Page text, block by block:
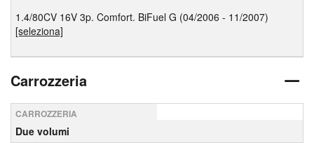
1.4/80CV 16V 3p. Comfort. BiFuel G (04/2006 - 11/2007)
[seleziona]
Carrozzeria
CARROZZERIA
Due volumi